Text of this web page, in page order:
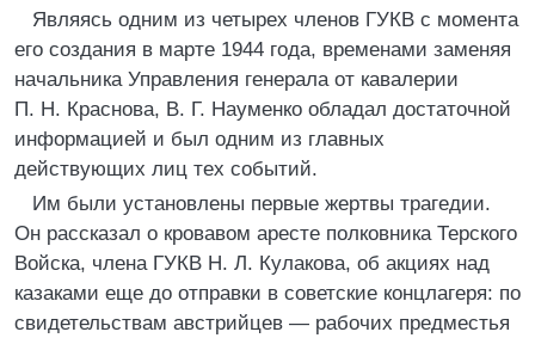
Являясь одним из четырех членов ГУКВ с момента
его создания в марте 1944 года, временами заменяя
начальника Управления генерала от кавалерии
П. Н. Краснова, В. Г. Науменко обладал достаточной
информацией и был одним из главных
действующих лиц тех событий.
Им были установлены первые жертвы трагедии.
Он рассказал о кровавом аресте полковника Терского
Войска, члена ГУКВ Н. Л. Кулакова, об акциях над
казаками еще до отправки в советские концлагеря: по
свидетельствам австрийцев — рабочих предместья